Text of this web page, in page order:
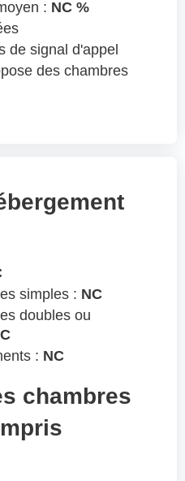
: NC %
de signal d'appel
des chambres
simples : NC
doubles ou
: NC
chambres